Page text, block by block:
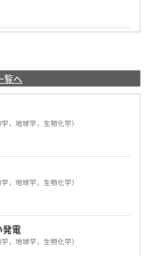
覧へ
，地球学，生物化学）
，地球学，生物化学）
発電
，地球学，生物化学）